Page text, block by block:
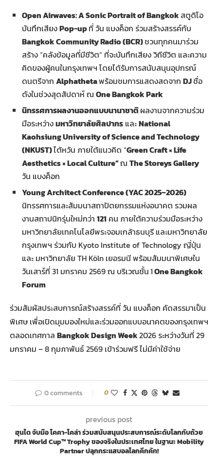
Open Airwaves: A Sonic Portrait of Bangkokสตูดิโอ
บันทึกเสียงPop-upที่ วัน แบงค็อก ร่วมสร้างสรรค์กับ
Bangkok Community Radio (BCR)ชวนทุกคนมาร่วม
สร้าง “คลังข้อมูลที่มีชีวิต” ที่จะบันทึกเสียง วิถีชีวิต และความ
คิดของผู้คนในกรุงเทพฯ โดยได้รับการสนับสนุนอุปกรณ์
ดนตรีจาก Alphathetaพร้อมชมการแสดงสดจาก DJชื่อ
ดังในช่วงสุดสัปดาห์ ณ One Bangkok Park
นิทรรศการผลงานออกแบบนานาชาติผลงานจากความร่วม
มือระหว่างมหาวิทยาลัยศิลปากร และNational
Kaohsiung University of Science and Technology
(NKUST)ไต้หวัน ภายใต้แนวคิด “Green Craft × Life
Aesthetics × Local Culture”ณ The Storeys Gallery
วัน แบงค็อก
Young Architect Conference (YAC2025–2026)
นิทรรศการและสัมมนาสถาปัตยกรรมแห่งอนาคต รวมผล
งานสถาปนิกรุ่นใหม่กว่า 121 คน ภายใต้ความร่วมมือระหว่าง
มหาวิทยาลัยเทคโนโลยีพระจอมเกล้าธนบุรี และมหาวิทยาลัย
กรุงเทพฯ ร่วมกับ Kyoto Institute of Technology ญี่ปุ่น
และ มหาวิทยาลัย TH Köln เยอรมนี พร้อมสัมมนาพิเศษใน
วันเสาร์ที่ 31 มกราคม 2569 ณ บริเวณชั้น1One Bangkok
Forum
ร่วมสัมผัสประสบการณ์สร้างสรรค์ที่ วัน แบงค็อก คัดสรรมาเป็น
พิเศษ เพื่อเปิดมุมมองใหม่และร่วมออกแบบอนาคตของกรุงเทพฯ
ตลอดเทศกาล Bangkok Design Week2026 ระหว่างวันที่ 29
มกราคม – 8 กุมภาพันธ์ 2569 เข้าร่วมฟรี ไม่มีค่าใช้จ่าย
0 comments 0
previous post
ฮุนได จับมือ โคคา-โคล่า ร่วมสนับสนุนประสบการณ์ระดับโลกกับถ้วย
FIFA World Cup™ Trophy ของจริงในประเทศไทย ในฐานะ Mobility
Partner ปลุกกระแสบอลโลกคึกคัก!